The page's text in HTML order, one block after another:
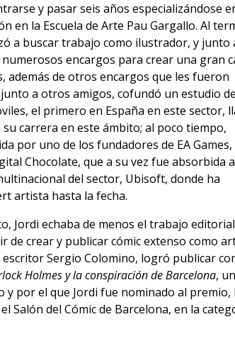
y pasar seis años especializándose
en la Escuela de Arte Pau Gargallo. Al
a buscar trabajo como ilustrador, y junto
encargos para crear una gran
además de otros encargos que les fueron
a otros amigos, cofundó un estudio de
el primero en España en este sector,
su carrera en este ámbito; al poco tiempo,
por uno de los fundadores de EA Games,
Chocolate, que a su vez fue absorbida
del sector, Ubisoft, donde ha
artista hasta la fecha.
Jordi echaba de menos el trabajo
de crear y publicar cómic extenso como
escritor Sergio Colomino, logró publicar
Holmes y la conspiración de Barcelona,
y por el que Jordi fue nominado al
Salón del Cómic de Barcelona, en la